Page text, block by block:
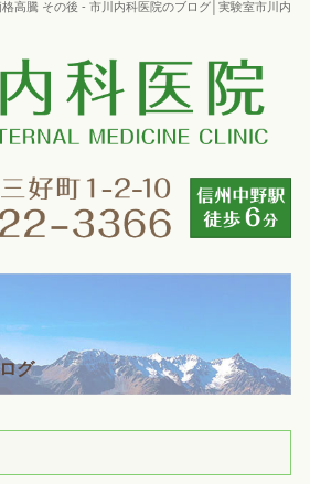
高騰 その後 - 市川内科医院のブログ│実験室市川内
グ